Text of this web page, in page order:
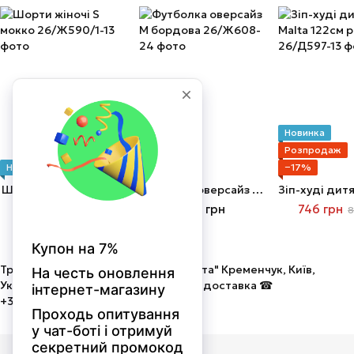
Новинка
Шорти жіночі S мокко
Новинка
Футболка оверсайз М бордова
399 грн
Новинка
Розпродаж
−17%
746 грн
Трикотаж від виробника ТОВ "Мальта" Кременчук, Київ,
Україна. Оптом і в роздріб! Швидка доставка ☎
+380675058586